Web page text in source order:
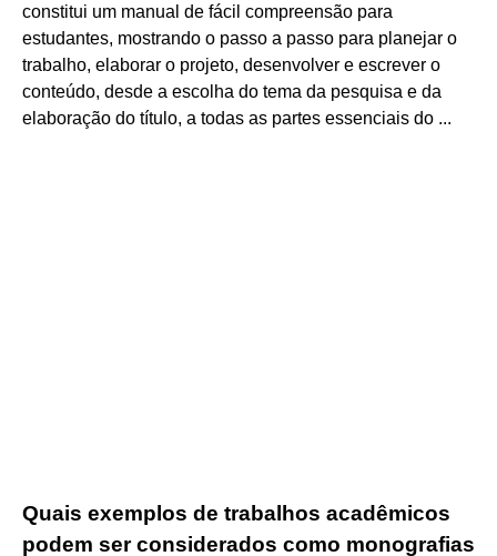
constitui um manual de fácil compreensão para
estudantes, mostrando o passo a passo para planejar o
trabalho, elaborar o projeto, desenvolver e escrever o
conteúdo, desde a escolha do tema da pesquisa e da
elaboração do título, a todas as partes essenciais do ...
Quais exemplos de trabalhos acadêmicos
podem ser considerados como monografias